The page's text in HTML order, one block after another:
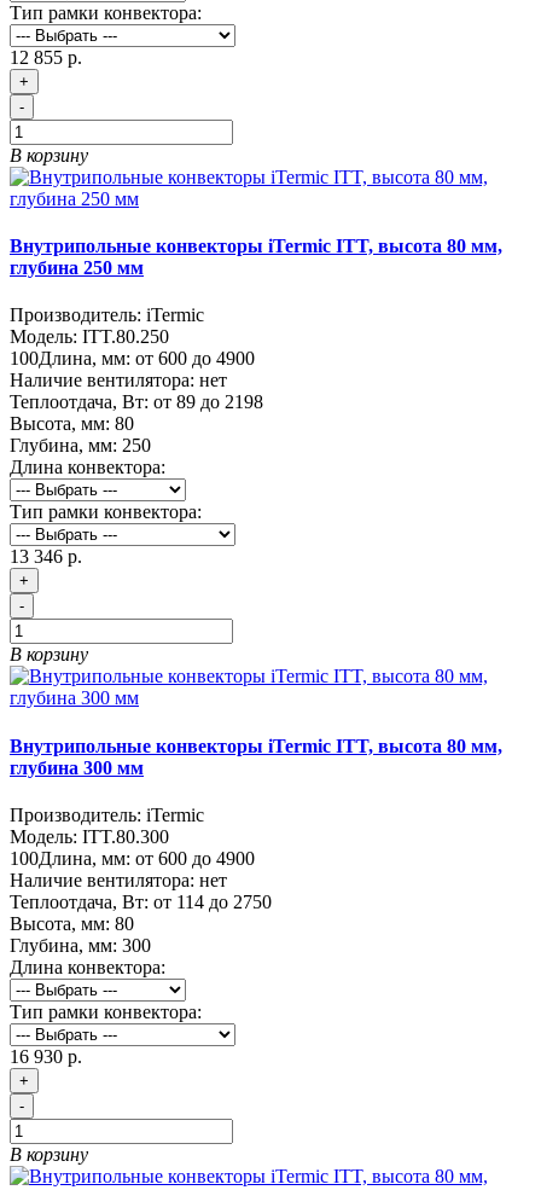
Тип рамки конвектора:
12 855 р.
+
-
В корзину
Внутрипольные конвекторы iTermic ITT, высота 80 мм,
глубина 250 мм
Производитель: iTermic
Модель: ITT.80.250
100Длина, мм: от 600 до 4900
Наличие вентилятора: нет
Теплоотдача, Вт: от 89 до 2198
Высота, мм: 80
Глубина, мм: 250
Длина конвектора:
Тип рамки конвектора:
13 346 р.
+
-
В корзину
Внутрипольные конвекторы iTermic ITT, высота 80 мм,
глубина 300 мм
Производитель: iTermic
Модель: ITT.80.300
100Длина, мм: от 600 до 4900
Наличие вентилятора: нет
Теплоотдача, Вт: от 114 до 2750
Высота, мм: 80
Глубина, мм: 300
Длина конвектора:
Тип рамки конвектора:
16 930 р.
+
-
В корзину